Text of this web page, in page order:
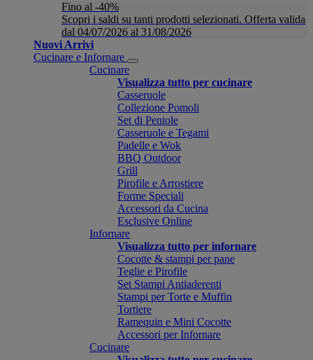
Fino al -40%
Scopri i saldi su tanti prodotti selezionati. Offerta valida
dal 04/07/2026 al 31/08/2026
Nuovi Arrivi
Cucinare e Infornare
Cucinare
Visualizza tutto per cucinare
Casseruole
Collezione Pomoli
Set di Pentole
Casseruole e Tegami
Padelle e Wok
BBQ Outdoor
Grill
Pirofile e Arrostiere
Forme Speciali
Accessori da Cucina
Esclusive Online
Infornare
Visualizza tutto per infornare
Cocotte & stampi per pane
Teglie e Pirofile
Set Stampi Antiaderenti
Stampi per Torte e Muffin
Tortiere
Ramequin e Mini Cocotte
Accessori per Infornare
Cucinare